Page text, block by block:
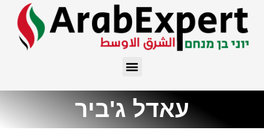
עאדל ג'ביר